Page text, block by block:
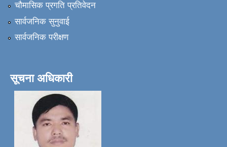
चौमासिक प्रगति प्रतिवेदन
सार्वजनिक सुनुवाई
सार्वजनिक परीक्षण
सूचना अधिकारी